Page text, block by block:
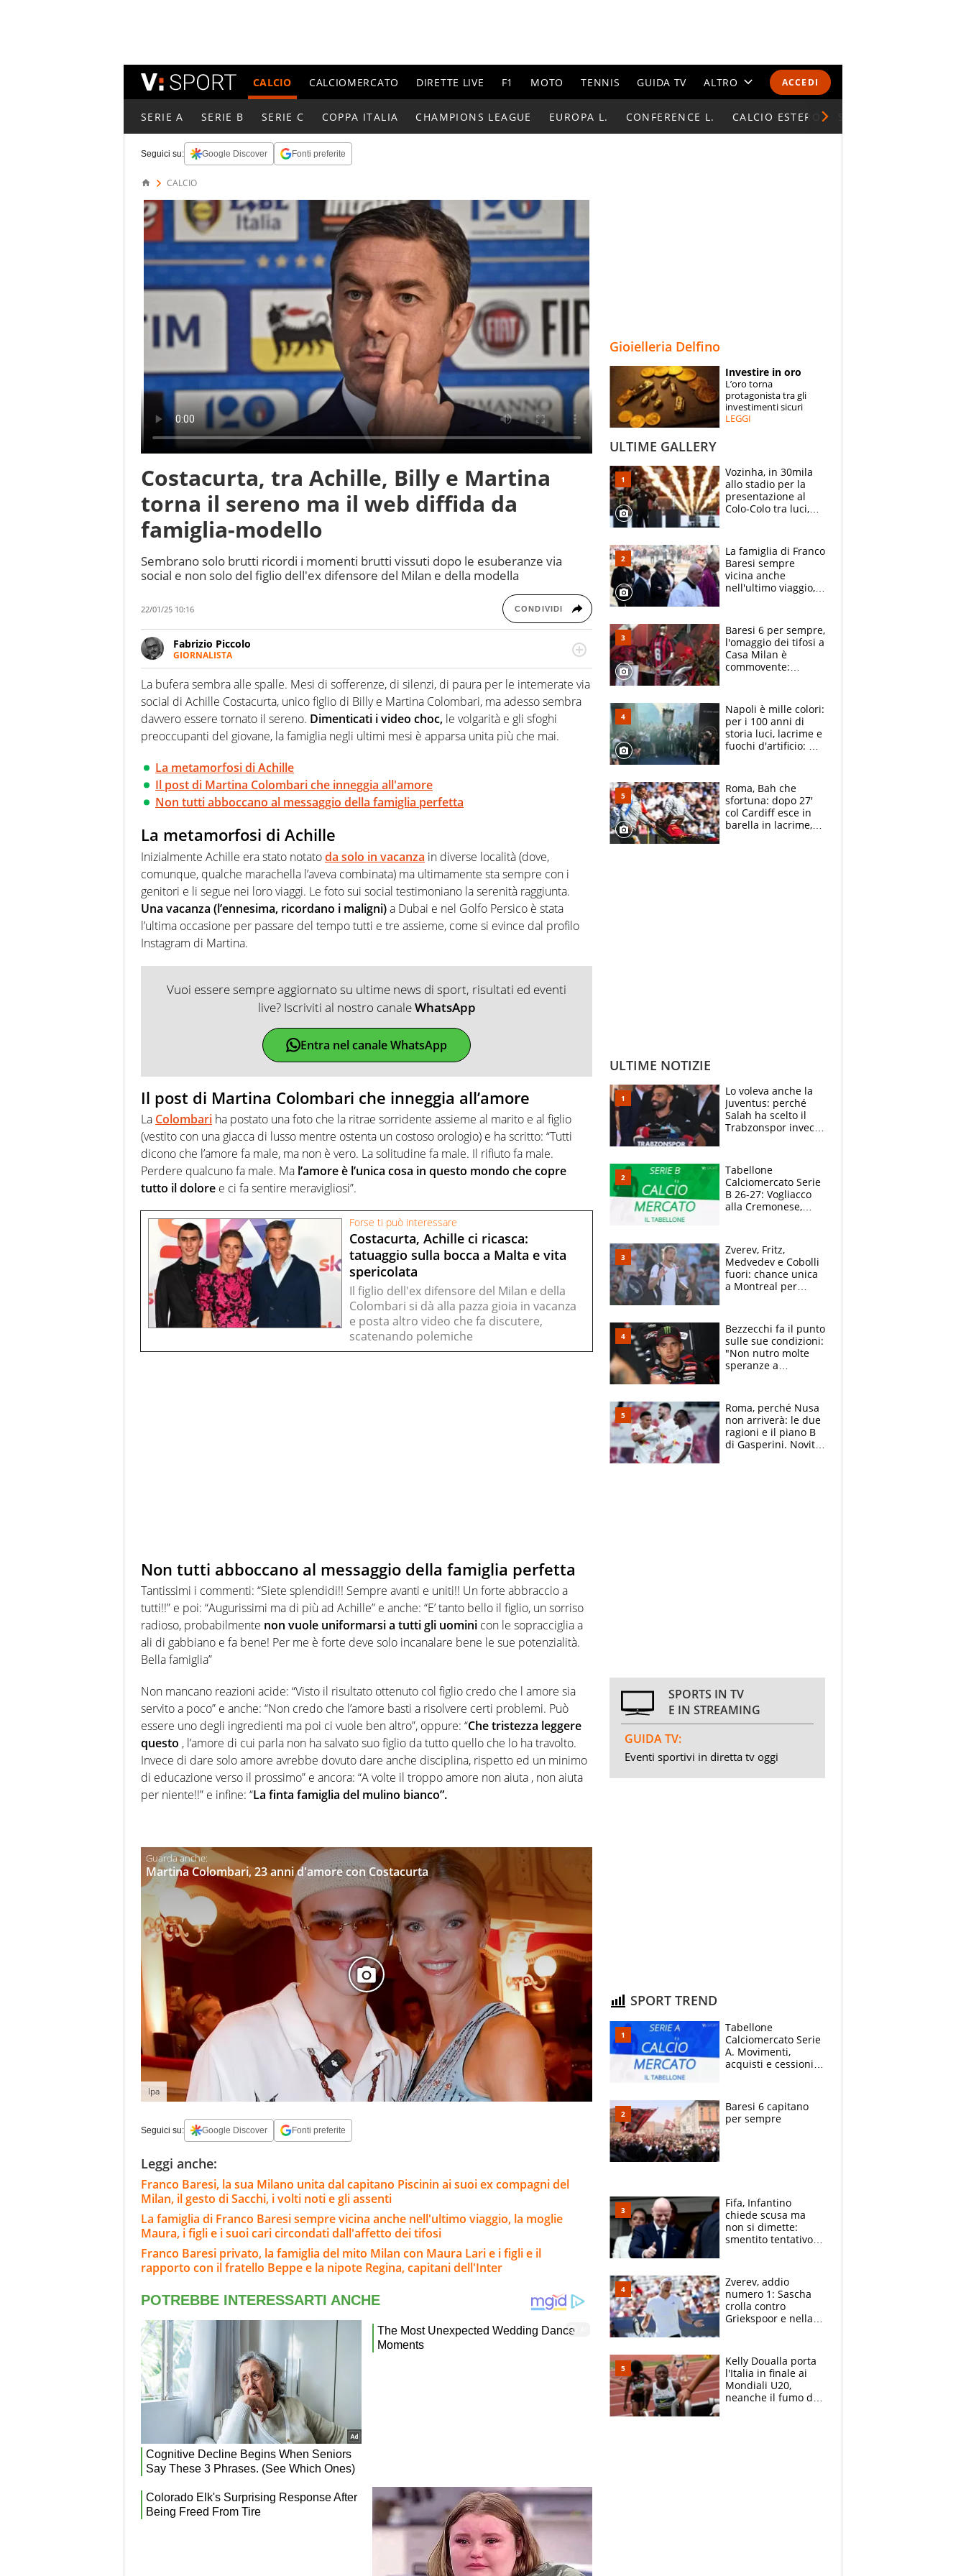
ACCEDI
CALCIO CALCIOMERCATO DIRETTE LIVE F1 MOTO TENNIS GUIDA TV ALTRO
CALENDARI E CLASSIFICHE
ESPERTI
CONTATTI
SERIE A SERIE B SERIE C COPPA ITALIA CHAMPIONS LEAGUE EUROPA L. CONFERENCE L. CALCIO ESTERO
Seguici su: Google Discover Fonti preferite
CALCIO
Costacurta, tra Achille, Billy e Martina
torna il sereno ma il web diffida da
famiglia-modello
Sembrano solo brutti ricordi i momenti brutti vissuti dopo le esuberanze via
social e non solo del figlio dell'ex difensore del Milan e della modella
22/01/25 10:16 CONDIVIDI
Fabrizio Piccolo
GIORNALISTA
Nella sua carriera ha seguito numerose manifestazioni sportive e collaborato con
agenzie e testate. Esperienza, competenza, conoscenza e memoria storica. Si occupa
prevalentemente di calcio
La bufera sembra alle spalle. Mesi di sofferenze, di silenzi, di paura per le intemerate via
social di Achille Costacurta, unico figlio di Billy e Martina Colombari, ma adesso sembra
davvero essere tornato il sereno. Dimenticati i video choc, le volgarità e gli sfoghi
preoccupanti del giovane, la famiglia negli ultimi mesi è apparsa unita più che mai.
La metamorfosi di Achille
Il post di Martina Colombari che inneggia all'amore
Non tutti abboccano al messaggio della famiglia perfetta
La metamorfosi di Achille
Inizialmente Achille era stato notatoda solo in vacanza in diverse località (dove,
comunque, qualche marachella l’aveva combinata) ma ultimamente sta sempre con i
genitori e li segue nei loro viaggi. Le foto sui social testimoniano la serenità raggiunta.
Una vacanza (l’ennesima, ricordano i maligni)a Dubai e nel Golfo Persico è stata
l’ultima occasione per passare del tempo tutti e tre assieme, come si evince dal profilo
Instagram di Martina.
Vuoi essere sempre aggiornato su ultime news di sport, risultati ed eventi
live? Iscriviti al nostro canaleWhatsApp
Entra nel canale WhatsApp
Il post di Martina Colombari che inneggia all’amore
La Colombari ha postato una foto che la ritrae sorridente assieme al marito e al figlio
(vestito con una giacca di lusso mentre ostenta un costoso orologio) e ha scritto: “Tutti
dicono che l’amore fa male, ma non è vero. La solitudine fa male. Il rifiuto fa male.
Perdere qualcuno fa male. Ma l’amore è l’unica cosa in questo mondo che copre
tutto il dolore e ci fa sentire meravigliosi”.
Forse ti può interessare
Costacurta, Achille ci ricasca:
tatuaggio sulla bocca a Malta e vita
spericolata
Il figlio dell'ex difensore del Milan e della
Colombari si dà alla pazza gioia in vacanza
e posta altro video che fa discutere,
scatenando polemiche
Non tutti abboccano al messaggio della famiglia perfetta
Tantissimi i commenti: “Siete splendidi!! Sempre avanti e uniti!! Un forte abbraccio a
tutti!!” e poi: “Augurissimi ma di più ad Achille” e anche: “E’ tanto bello il figlio, un sorriso
radioso, probabilmente non vuole uniformarsi a tutti gli uomini con le sopracciglia a
ali di gabbiano e fa bene! Per me è forte deve solo incanalare bene le sue potenzialità.
Bella famiglia”
Non mancano reazioni acide: “Visto il risultato ottenuto col figlio credo che l amore sia
servito a poco” e anche: “Non credo che l’amore basti a risolvere certi problemi. Può
essere uno degli ingredienti ma poi ci vuole ben altro”, oppure: “Che tristezza leggere
questo , l’amore di cui parla non ha salvato suo figlio da tutto quello che lo ha travolto.
Invece di dare solo amore avrebbe dovuto dare anche disciplina, rispetto ed un minimo
di educazione verso il prossimo” e ancora: “A volte il troppo amore non aiuta , non aiuta
per niente!!” e infine: “La finta famiglia del mulino bianco”.
Martina Colombari, 23 anni d'amore con Costacurta
Ipa
Seguici su: Google Discover Fonti preferite
Leggi anche:
Franco Baresi, la sua Milano unita dal capitano Piscinin ai suoi ex compagni del
Milan, il gesto di Sacchi, i volti noti e gli assenti
La famiglia di Franco Baresi sempre vicina anche nell'ultimo viaggio, la moglie
Maura, i figli e i suoi cari circondati dall'affetto dei tifosi
Franco Baresi privato, la famiglia del mito Milan con Maura Lari e i figli e il
rapporto con il fratello Beppe e la nipote Regina, capitani dell'Inter
Gioielleria Delfino
Investire in oro
L’oro torna
protagonista tra gli
investimenti sicuri
LEGGI
ULTIME GALLERY
Vozinha, in 30mila
allo stadio per la
presentazione al
Colo-Colo tra luci,
La famiglia di Franco
Baresi sempre
vicina anche
nell'ultimo viaggio,
circondati
dall'affetto dei tifosi
Baresi 6 per sempre,
l'omaggio dei tifosi a
Casa Milan è
commovente:
bigliettini
Napoli è mille colori:
per i 100 anni di
storia luci, lacrime e
fuochi d'artificio: De
Roma, Bah che
sfortuna: dopo 27'
col Cardiff esce in
barella in lacrime,
ULTIME NOTIZIE
Lo voleva anche la
Juventus: perché
Salah ha scelto il
Trabzonspor invece
Tabellone
Calciomercato Serie
B 26-27: Vogliacco
alla Cremonese,
Zverev, Fritz,
Medvedev e Cobolli
fuori: chance unica
a Montreal per
attacca le palline
Bezzecchi fa il punto
sulle sue condizioni:
"Non nutro molte
speranze a
da Aragon
Roma, perché Nusa
non arriverà: le due
ragioni e il piano B
di Gasperini. Novità
SPORTS IN TV
E IN STREAMING
GUIDA TV:
Eventi sportivi in diretta tv oggi
SPORT TREND
Tabellone
Calciomercato Serie
A. Movimenti,
acquisti e cessioni:
Baresi 6 capitano
per sempre
Fifa, Infantino
chiede scusa ma
non si dimette:
smentito tentativo di
Zverev, addio
numero 1: Sascha
crolla contro
Griekspoor e nella
terzo. Quanti malori
a Montreal
Kelly Doualla porta
l'Italia in finale ai
Mondiali U20,
neanche il fumo di